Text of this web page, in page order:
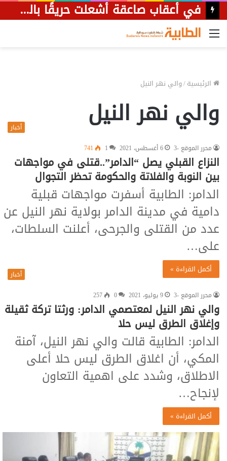
في أعقاب صاعقة أشعلت حريقًا بالقسم.. والي الجزيرة يزور مرضى العناية المركزة بمستشفى ودمدني.
القائمة
الرئيسية/والي نهر النيل
والي نهر النيل
أخبار
محرر الموقع -3
6 أغسطس، 2021 1
741
النزاع القبلي يصل “الدامر”..قتلى في مواجهات
بين النوبة والفلاتة والحكومة تحظر التجوال
الدامر: الطابية أسفرت مواجهات قبلية
دامية في مدينة الدامر بولاية نهر النيل عن
عدد من القتلى والجرحى، أعلنت السلطات،
على…
أكمل القراءة »
أخبار
محرر الموقع -3
9 يوليو، 2021 0
257
والي نهر النيل لمعتصمي الدامر: ورثتا تركة ثقيلة
وإغلاق الطرق ليس حلا
الدامر: الطابية قالت والي نهر النيل، آمنة
المكي، أن اغلاق الطرق ليس حلا أعلى
الاطلاق، وشدد على اهمية التعاون
لإنجاح…
أكمل القراءة »